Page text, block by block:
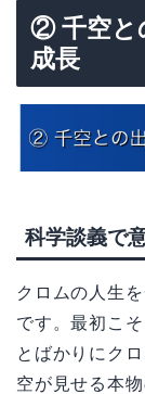
② 千空と
成長
科学談義で
クロムの人生
です。最初こ
とばかりにク
空が見せる本